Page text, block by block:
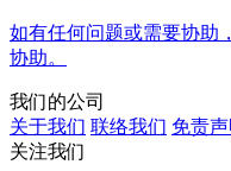
如有任何问题或需要协助
协助。
我们的公司
关于我们 联络我们 免责声
关注我们